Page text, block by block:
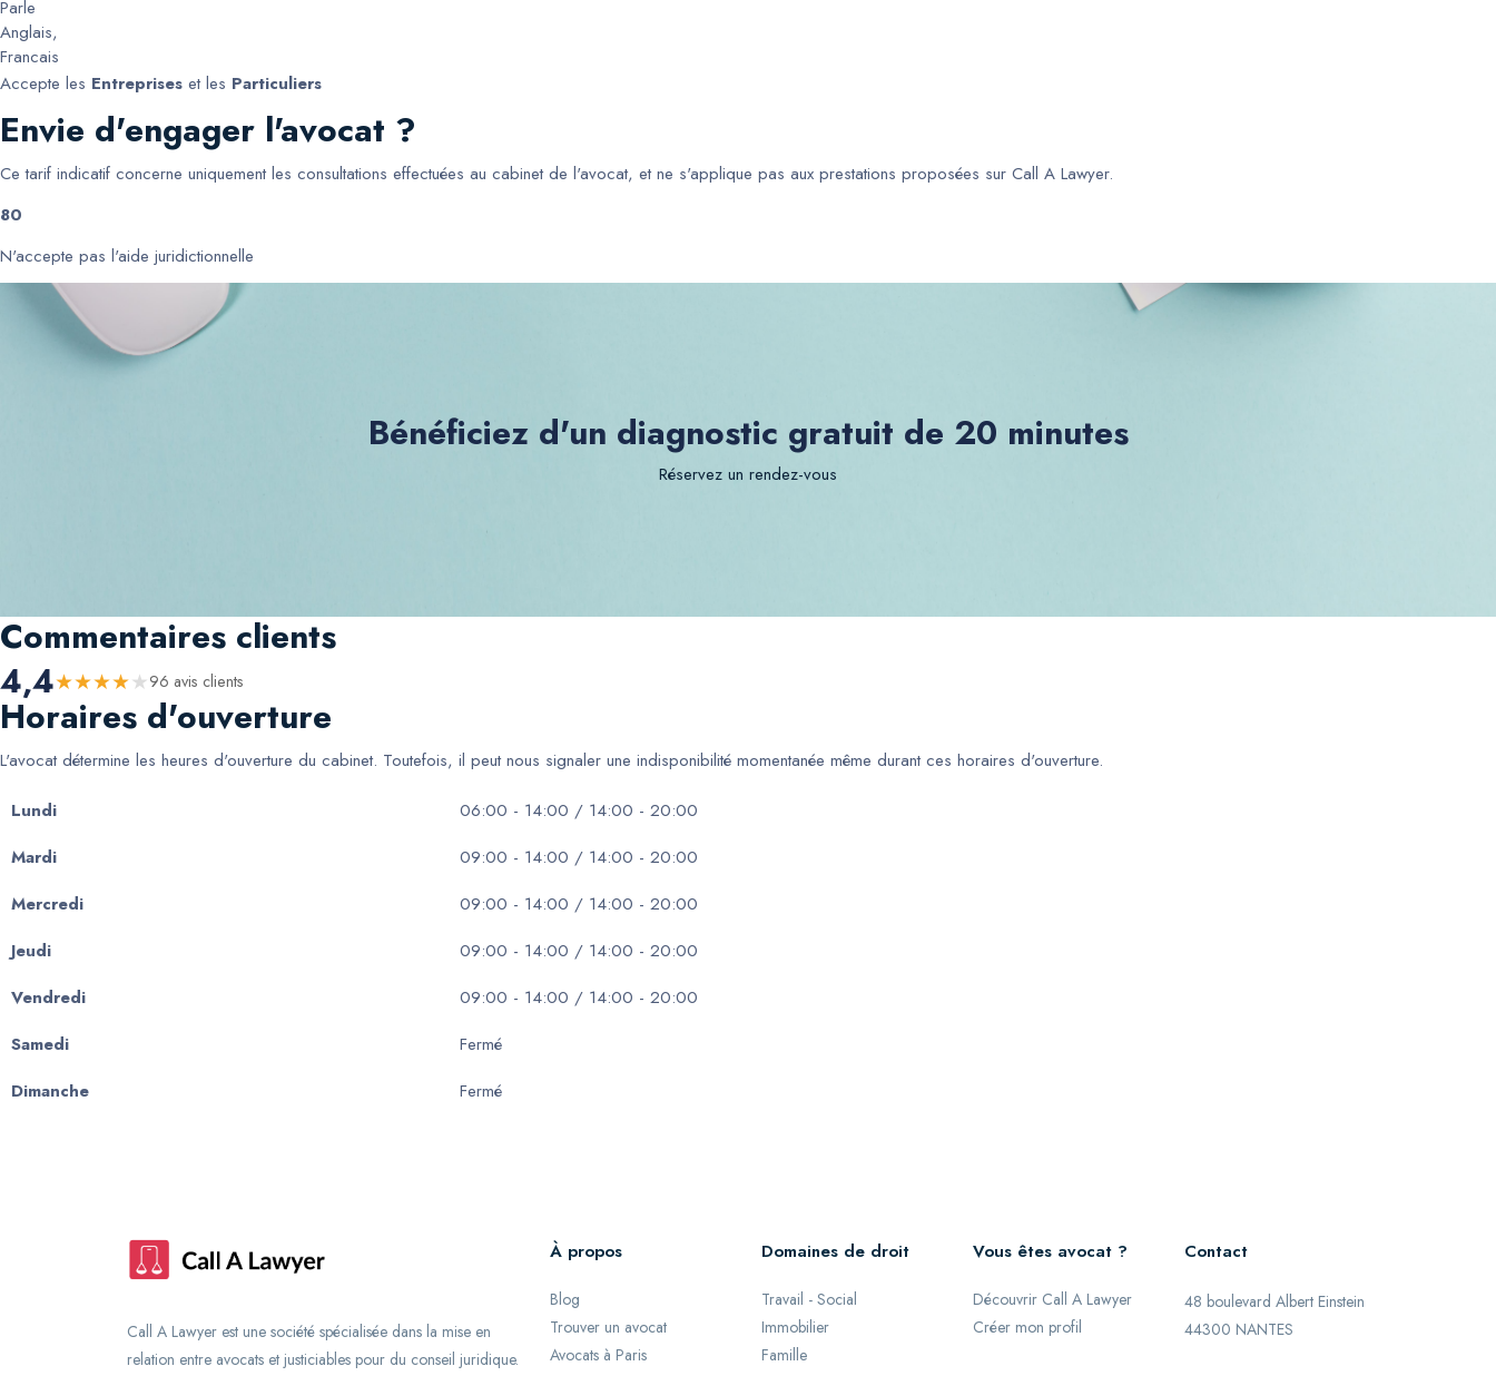
Parle
Anglais,
Francais
Accepte les Entreprises et les Particuliers
Envie d'engager l'avocat ?
Ce tarif indicatif concerne uniquement les consultations effectuées au cabinet de l'avocat, et ne s'applique pas aux prestations proposées sur Call A Lawyer.
80
N'accepte pas l'aide juridictionnelle
Bénéficiez d'un diagnostic gratuit de 20 minutes
Réservez un rendez-vous
Commentaires clients
4,4★★★★★ 96 avis clients
Horaires d'ouverture
L'avocat détermine les heures d'ouverture du cabinet. Toutefois, il peut nous signaler une indisponibilité momentanée même durant ces horaires d'ouverture.
Lundi
06:00 - 14:00 / 14:00 - 20:00
Mardi
09:00 - 14:00 / 14:00 - 20:00
Mercredi
09:00 - 14:00 / 14:00 - 20:00
Jeudi
09:00 - 14:00 / 14:00 - 20:00
Vendredi
09:00 - 14:00 / 14:00 - 20:00
Samedi
Fermé
Dimanche
Fermé
Call A Lawyer est une société spécialisée dans la mise en
relation entre avocats et justiciables pour du conseil juridique.
À propos
Blog
Trouver un avocat
Avocats à Paris
Domaines de droit
Travail - Social
Immobilier
Famille
Vous êtes avocat ?
Découvrir Call A Lawyer
Créer mon profil
Contact
48 boulevard Albert Einstein
44300 NANTES